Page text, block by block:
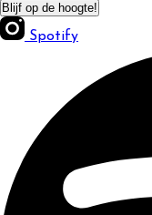
Blijf op de hoogte!
Spotify